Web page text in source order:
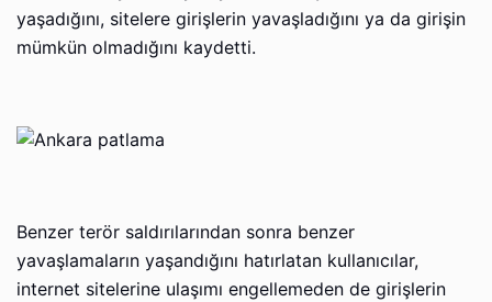
yaşadığını, sitelere girişlerin yavaşladığını ya da girişin
mümkün olmadığını kaydetti.
Benzer terör saldırılarından sonra benzer
yavaşlamaların yaşandığını hatırlatan kullanıcılar,
internet sitelerine ulaşımı engellemeden de girişlerin